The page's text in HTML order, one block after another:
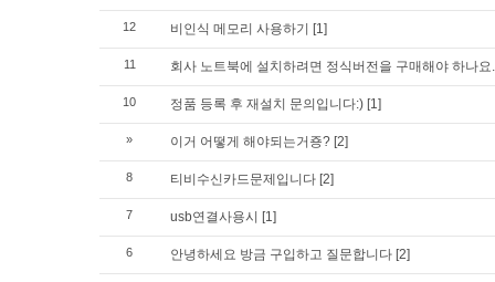
12 비인식 메모리 사용하기 [1]
11 회사 노트북에 설치하려면 정식버전을 구매해야 하나요.
10 정품 등록 후 재설치 문의입니다:) [1]
» 이거 어떻게 해야되는거죵? [2]
8 티비수신카드문제입니다 [2]
7 usb연결사용시 [1]
6 안녕하세요 방금 구입하고 질문합니다 [2]